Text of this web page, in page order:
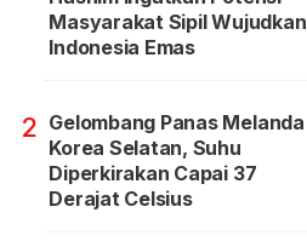
Masyarakat Sipil Wujudkan
Indonesia Emas
2 Gelombang Panas Melanda
Korea Selatan, Suhu
Diperkirakan Capai 37
Derajat Celsius